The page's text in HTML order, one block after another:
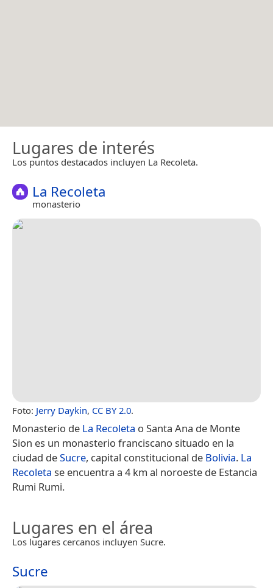
Lugares de interés
Los puntos destacados incluyen La Recoleta.
La Recoleta
monasterio
Foto: Jerry Daykin, CC BY 2.0.
Monasterio de La Recoleta o Santa Ana de Monte
Sion es un monasterio franciscano situado en la
ciudad deSucre, capital constitucional de Bolivia. La
Recoleta se encuentra a 4 km al noroeste de Estancia
Rumi Rumi.
Lugares en el área
Los lugares cercanos incluyen Sucre.
Sucre